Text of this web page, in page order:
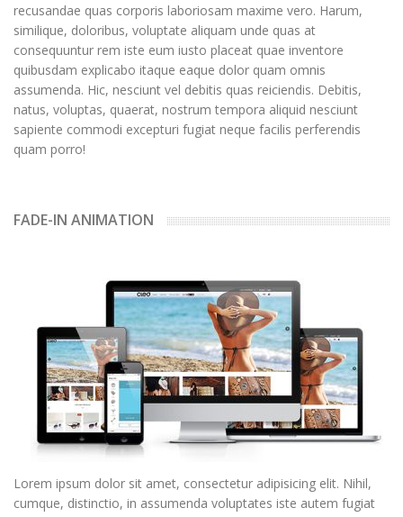
recusandae quas corporis laboriosam maxime vero. Harum,
similique, doloribus, voluptate aliquam unde quas at
consequuntur rem iste eum iusto placeat quae inventore
quibusdam explicabo itaque eaque dolor quam omnis
assumenda. Hic, nesciunt vel debitis quas reiciendis. Debitis,
natus, voluptas, quaerat, nostrum tempora aliquid nesciunt
sapiente commodi excepturi fugiat neque facilis perferendis
quam porro!
FADE-IN ANIMATION
Lorem ipsum dolor sit amet, consectetur adipisicing elit. Nihil,
cumque, distinctio, in assumenda voluptates iste autem fugiat